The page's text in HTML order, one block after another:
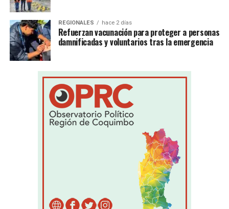
REGIONALES hace 2 días
Refuerzan vacunación para proteger a personas
damnificadas y voluntarios tras la emergencia